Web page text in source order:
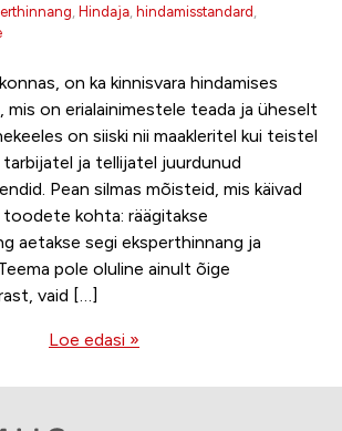
, Hindaja, hindamisstandard ,
on ka kinnisvara hindamises
on erialainimestele teada ja üheselt
on siiski nii maakleritel kui teistel
ja tellijatel juurdunud
Pean silmas mõisteid, mis käivad
kohta: räägitakse
aetakse segi eksperthinnang ja
pole oluline ainult õige
vaid […]
Loe edasi »